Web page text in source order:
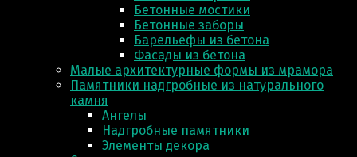
Бетонные мостики
Бетонные заборы
Барельефы из бетона
Фасады из бетона
Малые архитектурные формы из мрамора
Памятники надгробные из натурального
камня
Ангелы
Надгробные памятники
Элементы декора